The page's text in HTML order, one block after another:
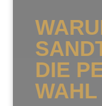
DIE
WAHL